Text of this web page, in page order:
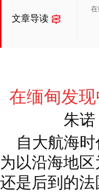
文章导读
在缅甸发
朱诺
自大航海时
为以沿海地
还是后到的